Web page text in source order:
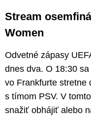
Stream
Women
Odvetné zápasy
dnes dva. O 18:30
vo Frankfurte stretne
s tímom PSV. V
snažiť obhájiť alebo